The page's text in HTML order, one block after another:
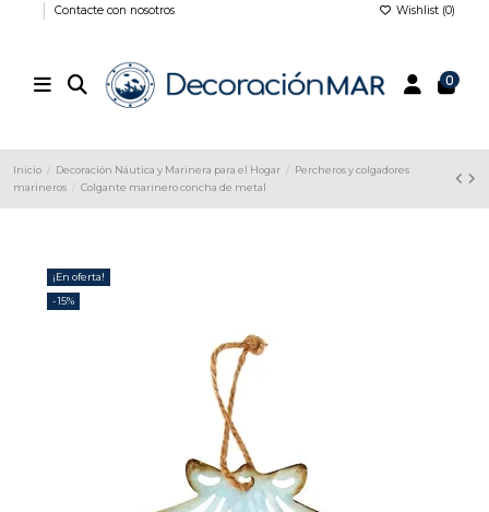
Contacte con nosotros Wishlist (0)
0
Inicio Decoración Náutica y Marinera para el Hogar
Percheros y colgadores
marineros
Colgante marinero concha de metal
¡En oferta!
-15%